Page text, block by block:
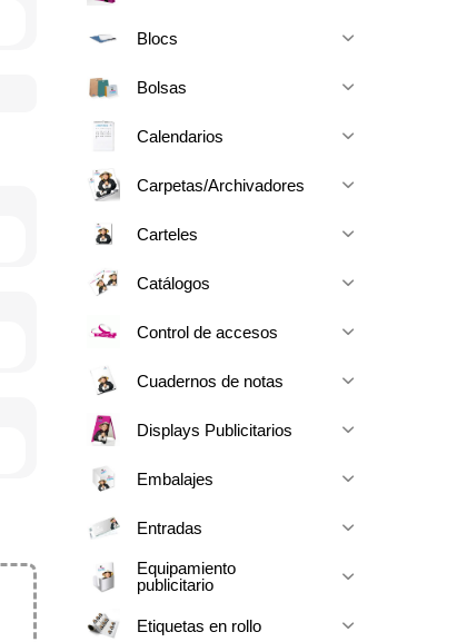
Blocs
Bolsas
Calendarios
Carpetas/Archivadores
Carteles
Catálogos
Control de accesos
Cuadernos de notas
Displays Publicitarios
Embalajes
Entradas
Equipamiento
publicitario
Etiquetas en rollo